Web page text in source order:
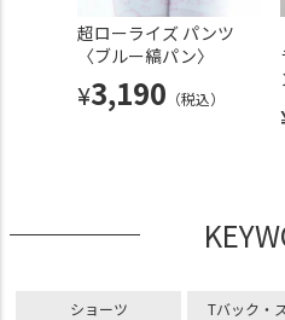
超ローライズ パンツ
〈ブルー縞パン〉
¥3,190 （税込）
ショーツ Tバック・